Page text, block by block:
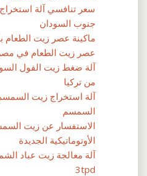
سعر تنافسي آلة
جنوب السودان
ماكينة عصر زيت الطعام
عصر زيت الطعام في
آلة ضغط زيت الفول
من تركيا
آلة استخراج زيت
السمسم
الاستفسار عن زيت
الأوتوماتيكية الجديدة
3tpd